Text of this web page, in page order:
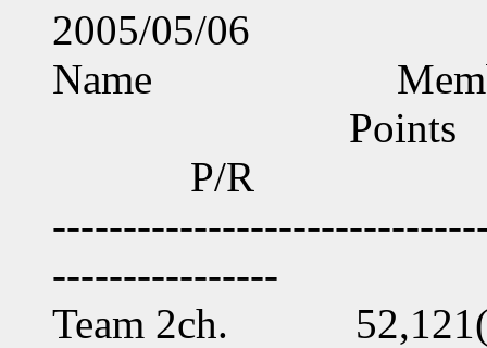
2005/05/06
Name
Points
P/R
----------------
Team 2ch. 52,121(+.